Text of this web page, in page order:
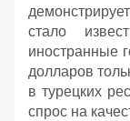
стало
иностранные
долларов
в турецких
спрос на